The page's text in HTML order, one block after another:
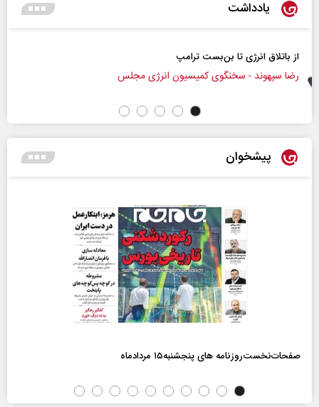
یادداشت
مجلس نرگس خانعلی‌زاده - روزنامه‌نگار
پیشخوان
صفحات‌نخست‌روزنامه ها‌ی پنجشنبه‌۱۵ مردادماه